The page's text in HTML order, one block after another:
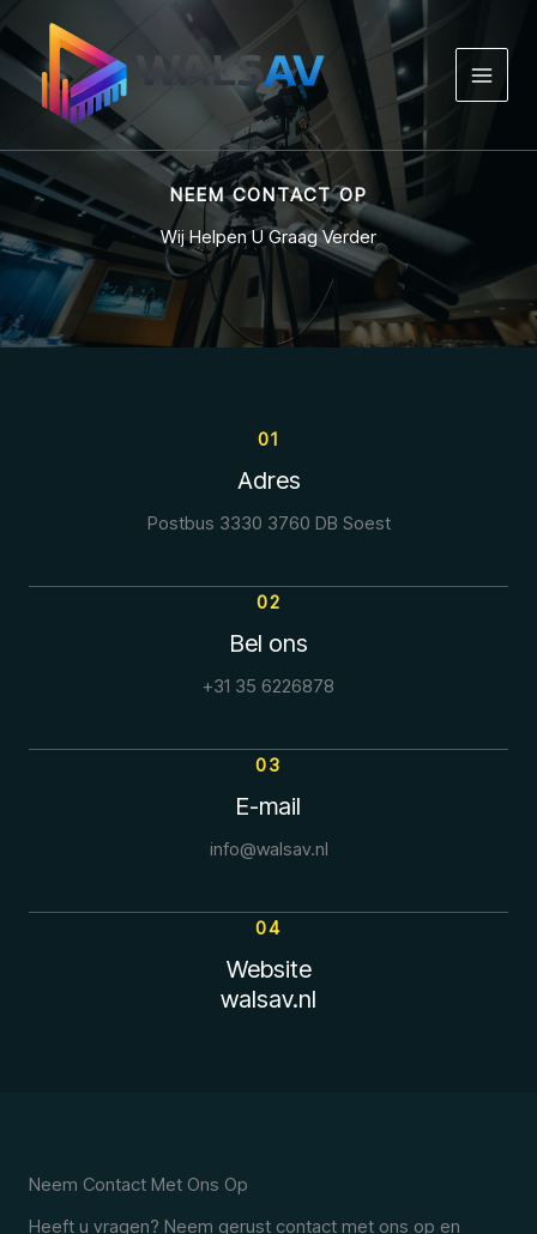
naar
de
inhoud
NEEM CONTACT OP
Wij Helpen U Graag Verder
01
Adres
Postbus 3330 3760 DB Soest
02
Bel ons
+31 35 6226878
03
E-mail
info@walsav.nl
04
Website
walsav.nl
Neem Contact Met Ons Op
Heeft u vragen? Neem gerust contact met ons op en